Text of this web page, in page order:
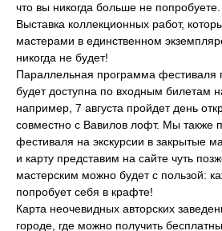
что вы никогда больше не попробуете.
Выставка коллекционных работ,
мастерами в единственном
никогда не будет!
Параллельная программа фестиваля
будет доступна по входным билетам
например, 7 августа пройдет день
совместно с Вавилов лофт. Мы также
фестиваля на экскурсии в закрытые
и карту представим на сайте чуть
мастерским можно будет с пользой:
попробует себя в крафте!
Карта неочевидных авторских
городе, где можно получить